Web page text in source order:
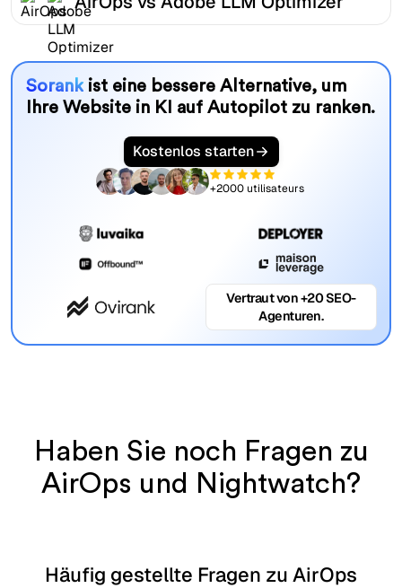
Sorankist eine bessere Alternative, um
Ihre Website in KI auf Autopilot zu ranken.
Kostenlos starten
+2000 utilisateurs
Vertraut von +20 SEO-
Agenturen.
Haben Sie noch Fragen zu
AirOps und Nightwatch?
Häufig gestellte Fragen zu AirOps